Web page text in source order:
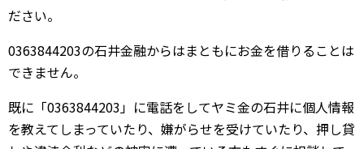
ださい。
0363844203の石井金融からはまともにお金を借りることは
できません。
既に「0363844203」に電話をしてヤミ金の石井に個人情報
を教えてしまっていたり、嫌がらせを受けていたり、押し貸